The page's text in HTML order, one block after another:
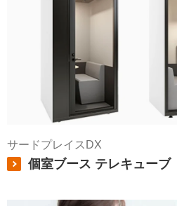
サードプレイスDX
個室ブース テレキューブ